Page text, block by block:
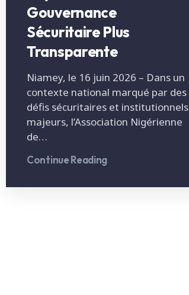
Gouvernance
Sécuritaire Plus
Transparente
Niamey, le 16 juin 2026 – Dans un
contexte national marqué par des
défis sécuritaires et institutionnels
majeurs, l’Association Nigérienne
de…
Continue Reading